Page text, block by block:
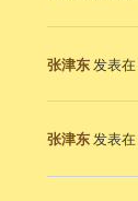
张津东发表在
张津东发表在